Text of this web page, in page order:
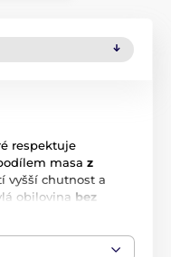
respektuje
masa z
vyšší chutnost a
obilovina bez